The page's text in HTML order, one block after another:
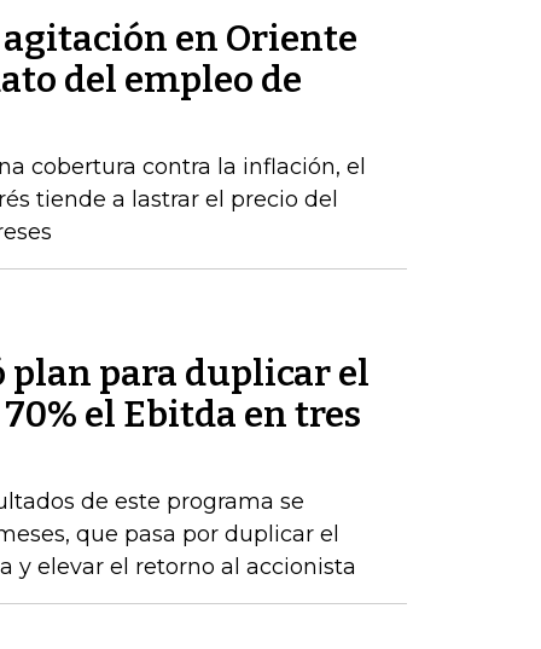
en Oriente
del empleo de
cobertura contra la inflación, el
tiende a lastrar el precio del
plan para duplicar el
el Ebitda en tres
de este programa se
que pasa por duplicar el
y elevar el retorno al accionista